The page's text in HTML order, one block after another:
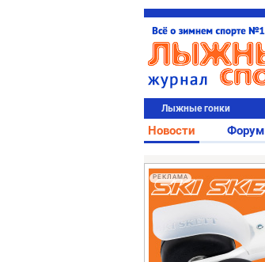
Лыжные гонки
Новости Форум
РЕКЛАМА